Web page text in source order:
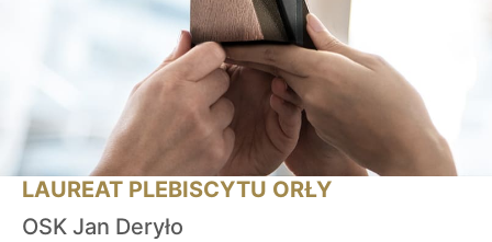
LAUREAT PLEBISCYTU ORŁY
OSK Jan Deryło